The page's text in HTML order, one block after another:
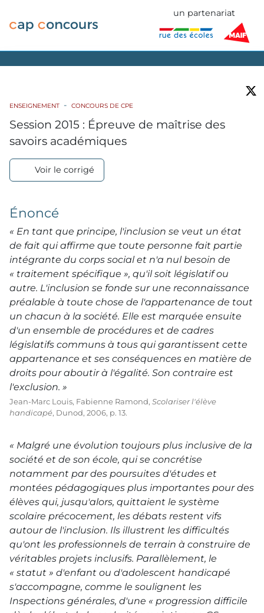
un partenariat
ENSEIGNEMENT CONCOURS DE CPE
Session 2015 : Épreuve de maîtrise des
savoirs académiques
Voir le corrigé
Énoncé
« En tant que principe, l'inclusion se veut un état
de fait qui affirme que toute personne fait partie
intégrante du corps social et n'a nul besoin de
« traitement spécifique », qu'il soit législatif ou
autre. L'inclusion se fonde sur une reconnaissance
préalable à toute chose de l'appartenance de tout
un chacun à la société. Elle est marquée ensuite
d'un ensemble de procédures et de cadres
législatifs communs à tous qui garantissent cette
appartenance et ses conséquences en matière de
droits pour aboutir à l'égalité. Son contraire est
l'exclusion. »
Jean-Marc Louis, Fabienne Ramond, Scolariser l'élève
handicapé, Dunod, 2006, p. 13.
« Malgré une évolution toujours plus inclusive de la
société et de son école, qui se concrétise
notamment par des poursuites d'études et
montées pédagogiques plus importantes pour des
élèves qui, jusqu'alors, quittaient le système
scolaire précocement, les débats restent vifs
autour de l'inclusion. Ils illustrent les difficultés
qu'ont les professionnels de terrain à construire de
véritables projets inclusifs. Parallèlement, le
« statut » d'enfant ou d'adolescent handicapé
s'accompagne, comme le soulignent les
Inspections générales, d'une « progression difficile